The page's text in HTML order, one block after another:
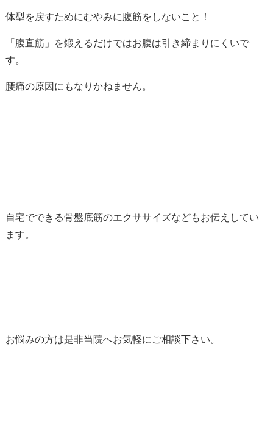
体型を戻すためにむやみに腹筋をしないこと！
「腹直筋」を鍛えるだけではお腹は引き締まりにくいで
す。
腰痛の原因にもなりかねません。
自宅でできる骨盤底筋のエクササイズなどもお伝えしてい
ます。
お悩みの方は是非当院へお気軽にご相談下さい。